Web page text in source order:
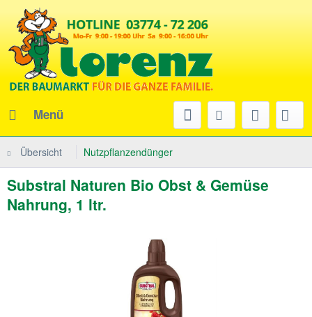
Menü
Übersicht Nutzpflanzendünger
Substral Naturen Bio Obst & Gemüse
Nahrung, 1 ltr.